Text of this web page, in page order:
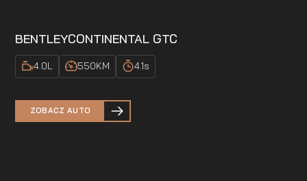
BENTLEYCONTINENTAL GTC
4.0L 550KM 4.1s
ZOBACZ AUTO